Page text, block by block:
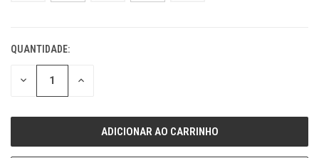
ESTOQUE
ATUAL:
QUANTIDADE:
REDUZIR REDUZIR